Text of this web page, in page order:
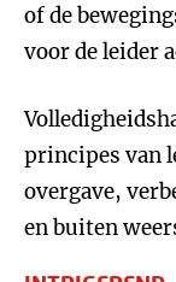
of de
voor de leider
principes van
overgave,
en buiten